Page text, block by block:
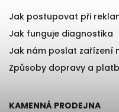
Jak postupovat při
Jak funguje diagnostika
Jak nám poslat zařízení
Způsoby dopravy a
KAMENNÁ PRODEJNA